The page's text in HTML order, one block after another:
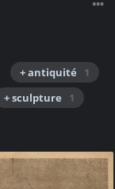
+ antiquité
1
+ sculpture
1